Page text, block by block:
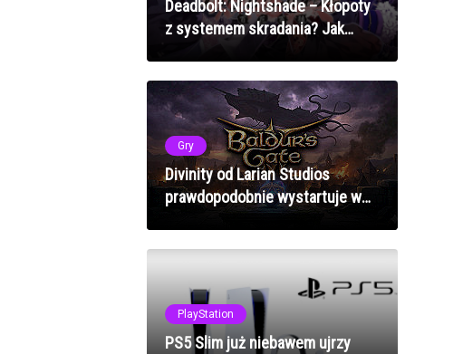
Deadbolt: Nightshade – Kłopoty
z systemem skradania? Jak
przywrócić płynność cieni w
Gry
Divinity od Larian Studios
prawdopodobnie wystartuje w
PlayStation
PS5 Slim już niebawem ujrzy